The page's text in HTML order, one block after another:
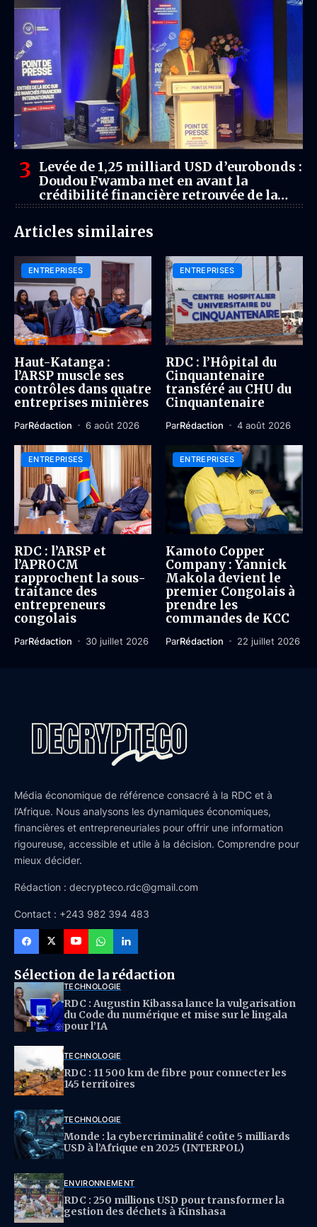
Levée de 1,25 milliard USD d’eurobonds :
Doudou Fwamba met en avant la
crédibilité financière retrouvée de la
RDC
Articles similaires
ENTREPRISES
Haut-Katanga :
l’ARSP muscle ses
contrôles dans quatre
entreprises minières
ParRédaction 6 août 2026
ENTREPRISES
RDC : l’Hôpital du
Cinquantenaire
transféré au CHU du
Cinquantenaire
ParRédaction 4 août 2026
ENTREPRISES
RDC : l’ARSP et
l’APROCM
rapprochent la sous-
traitance des
entrepreneurs
congolais
ParRédaction 30 juillet 2026
ENTREPRISES
Kamoto Copper
Company : Yannick
Makola devient le
premier Congolais à
prendre les
commandes de KCC
ParRédaction 22 juillet 2026
Média économique de référence consacré à la RDC et à
l’Afrique. Nous analysons les dynamiques économiques,
financières et entrepreneuriales pour offrir une information
rigoureuse, accessible et utile à la décision. Comprendre pour
mieux décider.
Rédaction : decrypteco.rdc@gmail.com
Contact : +243 982 394 483
Sélection de la rédaction
TECHNOLOGIE
RDC : Augustin Kibassa lance la vulgarisation
du Code du numérique et mise sur le lingala
pour l’IA
TECHNOLOGIE
RDC : 11 500 km de fibre pour connecter les
145 territoires
TECHNOLOGIE
Monde : la cybercriminalité coûte 5 milliards
USD à l’Afrique en 2025 (INTERPOL)
ENVIRONNEMENT
RDC : 250 millions USD pour transformer la
gestion des déchets à Kinshasa